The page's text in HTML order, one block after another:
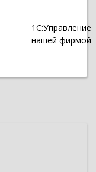
1С:Управление
нашей фирмой